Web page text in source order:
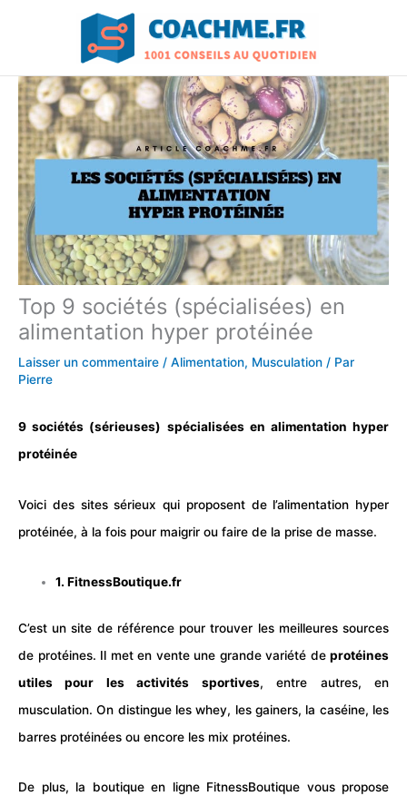
Top 9 sociétés (spécialisées) en
alimentation hyper protéinée
Laisser un commentaire / Alimentation, Musculation / Par
Pierre
9 sociétés (sérieuses) spécialisées en alimentation hyper
protéinée
Voici des sites sérieux qui proposent de l’alimentation hyper
protéinée, à la fois pour maigrir ou faire de la prise de masse.
1.FitnessBoutique.fr
C’est un site de référence pour trouver les meilleures sources
de protéines. Il met en vente une grande variété de protéines
utiles pour les activités sportives, entre autres, en
musculation. On distingue les whey, les gainers, la caséine, les
barres protéinées ou encore les mix protéines.
De plus, la boutique en ligne FitnessBoutique vous propose